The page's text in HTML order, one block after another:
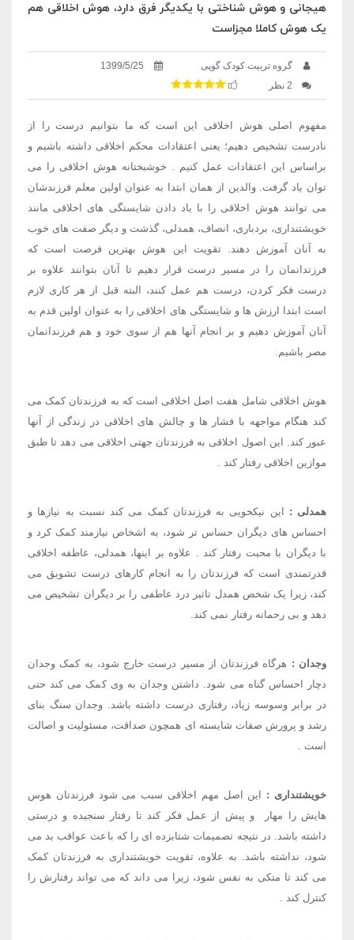
هیجانی و هوش شناختی با یکدیگر فرق دار​د، هوش اخلاقی هم
یک هوش کاملا مجزاست
گروه تربیت کودک گوپی
1399/5/25
2 نظر
مفهوم اصلی هوش اخلاقی این است که ما بتوانیم درست را از
نادرست تشخیص دهیم؛ یعنی اعتقادات محکم اخلاقی داشته باشیم و
براساس این اعتقادات عمل کنیم . خوشبختانه هوش اخلاقی را می
توان یاد گرفت. والدین از همان ابتدا به عنوان اولین معلم فرزندشان
می توانند هوش اخلاقی را با یاد دادن شایستگی های اخلاقی مانند
خویشتنداری، بردباری، انصاف، همدلی، گذشت و دیگر صفت های خوب
به آنان آموزش دهند. تقویت این هوش بهترین فرصت است که
فرزندانمان را در مسیر درست قرار دهیم تا آنان بتوانند علاوه بر
درست فکر کردن، درست هم عمل کنند، البته قبل از هر کاری لازم
است ابتدا ارزش ها و شایستگی های اخلاقی را به عنوان اولین قدم به
آنان آموزش دهیم و بر انجام آنها هم از سوی خود​ و هم فرزندانمان
مصر باشیم.
هوش اخلاقی شامل هفت اصل اخلاقی است که به فرزندتان کمک می
کند هنگام مواجهه با فشار ها و چالش های اخلاقی در زندگی از آنها
عبور کند. این اصول اخلاقی به فرزندتان جهتی اخلاقی می دهد تا طبق
موازین اخلاقی رفتار کند .
همدلی :
این نیکخویی به فرزندتان کمک می کند نسبت به نیازها و
احساس های دیگران حساس تر شود، به اشخاص نیازمند کمک کرد و
با دیگران با محبت رفتار کند . علاوه بر اینها، همدلی، عاطفه اخلاقی
قدرتمندی است که فرزندتان را به انجام کارهای درست تشویق می
کند، زیرا یک شخص همدل تاثیر درد عاطفی را بر دیگران تشخیص می
دهد و بی رحمانه رفتار نمی کند.
وجدان : هرگاه فرزندتان از مسیر درست خارج شود، به کمک وجدان
دچار احساس گناه می شود. داشتن وجدان به وی کمک می کند حتی
در برابر وسوسه زیاد، رفتاری درست داشته باشد. وجدان سنگ بنای
رشد و پرورش صفات شایسته ای همچون صداقت، مسئولیت و اصالت
است .
خویشتنداری :
این اصل مهم اخلاقی سبب می شود فرزندتان هوس
هایش را مهار ​ و پیش از عمل فکر کند تا رفتار سنجیده و درستی
داشته باشد. در نتیجه تصمیمات شتابزده ای را که باعث عواقب بد می
شود، نداشته باشد. به علاوه، تقویت خویشتنداری به فرزندتان کمک
می کند تا متکی به نفس شود، زیرا می داند که می تواند رفتارش را
کنترل کند .